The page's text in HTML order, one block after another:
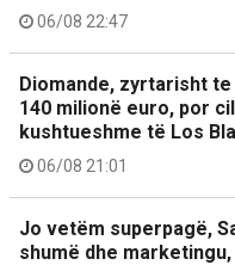
06/08 22:47
Diomande, zyrtarisht
140 milionë euro, por
kushtueshme të Los
06/08 21:01
Jo vetëm superpagë,
shumë dhe